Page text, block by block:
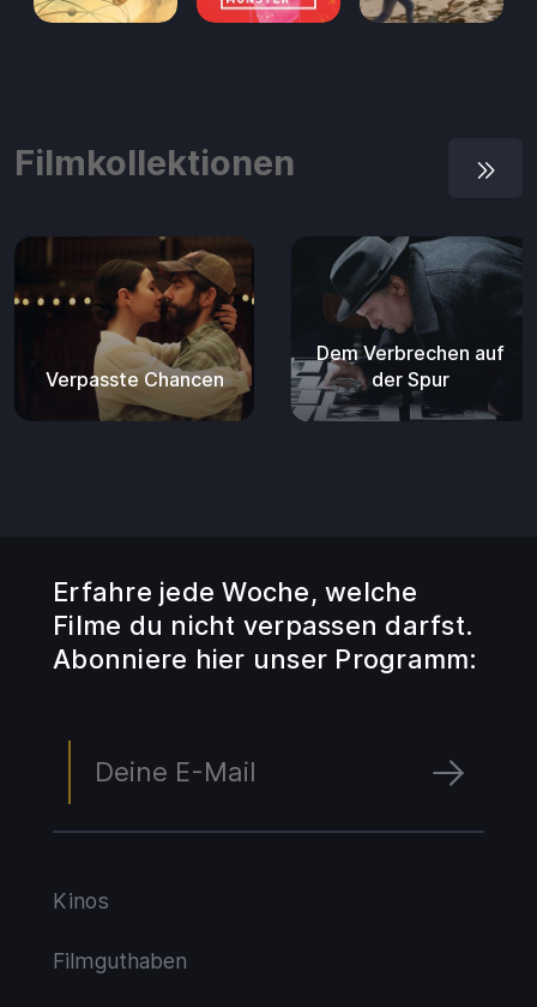
Filmkollektionen
Verpasste Chancen
Dem Verbrechen auf
der Spur
Erfahre jede Woche, welche
Filme du nicht verpassen darfst.
Abonniere hier unser Programm:
Kinos
Filmguthaben